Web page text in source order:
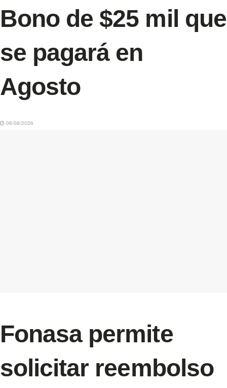
Bono de $25 mil que
se pagará en
Agosto
06/08/2026
Fonasa permite
solicitar reembolso